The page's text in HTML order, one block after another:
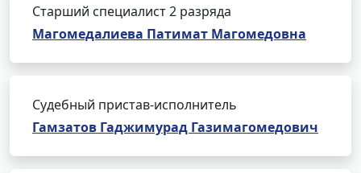
Старший специалист 2 разряда
Магомедалиева Патимат Магомедовна
Судебный пристав-исполнитель
Гамзатов Гаджимурад Газимагомедович